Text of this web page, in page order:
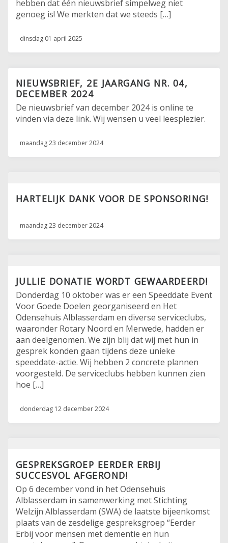
hebben dat één nieuwsbrief simpelweg niet
genoeg is! We merkten dat we steeds […]
dinsdag 01 april 2025
NIEUWSBRIEF, 2E JAARGANG NR. 04,
DECEMBER 2024
De nieuwsbrief van december 2024 is online te
vinden via deze link. Wij wensen u veel leesplezier.
maandag 23 december 2024
HARTELIJK DANK VOOR DE SPONSORING!
maandag 23 december 2024
JULLIE DONATIE WORDT GEWAARDEERD!
Donderdag 10 oktober was er een Speeddate Event
Voor Goede Doelen georganiseerd en Het
Odensehuis Alblasserdam en diverse serviceclubs,
waaronder Rotary Noord en Merwede, hadden er
aan deelgenomen. We zijn blij dat wij met hun in
gesprek konden gaan tijdens deze unieke
speeddate-actie. Wij hebben 2 concrete plannen
voorgesteld. De serviceclubs hebben kunnen zien
hoe […]
donderdag 12 december 2024
GESPREKSGROEP EERDER ERBIJ
SUCCESVOL AFGEROND!
Op 6 december vond in het Odensehuis
Alblasserdam in samenwerking met Stichting
Welzijn Alblasserdam (SWA) de laatste bijeenkomst
plaats van de zesdelige gespreksgroep “Eerder
Erbij voor mensen met dementie en hun